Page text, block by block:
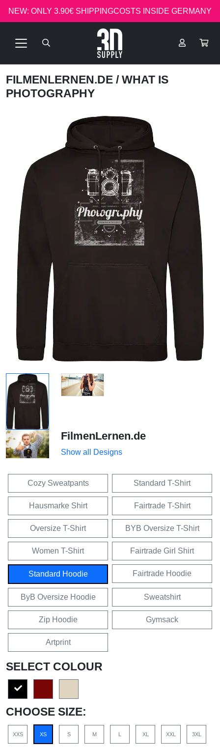
NEW: ONLY 3.90€ SHIPPINGCOSTS INSIDE GERMANY
FILMENLERNEN.DE / WHAT IS
PHOTOGRAPHY
FilmenLernen.de
Show all Designs
Cozy Sweatpants Standard T-Shirt
Hausmarke Shirt Fairtrade T-Shirt
Oversize T-Shirt BYB Oversize T-Shirt
Women T-Shirt Fairtrade Girl Shirt
Standard Hoodie Fairtrade Hoodie
ByB Oversize Hoodie Sweatshirt
Zip Hoodie Gymsack
Artprint
SELECT COLOUR
CHOOSE SIZE:
XXS XS S M XL XXL 3XL